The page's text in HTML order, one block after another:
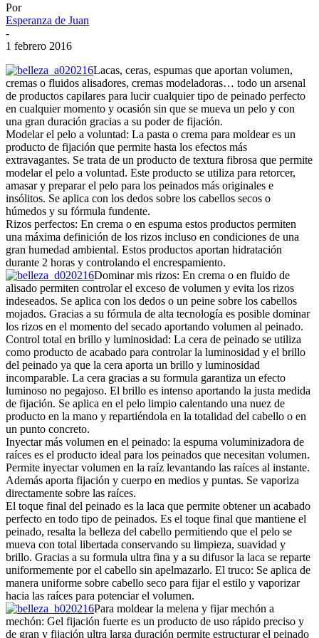
Por
Esperanza de Juan
-
1 febrero 2016
Lacas, ceras, espumas que aportan volumen,
cremas o fluidos alisadores, cremas modeladoras… todo un arsenal
de productos capilares para lucir cualquier tipo de peinado perfecto
en cualquier momento y ocasión sin que se mueva un pelo y con
una gran duración gracias a su poder de fijación.
Modelar el pelo a voluntad: La pasta o crema para moldear es un
producto de fijación que permite hasta los efectos más
extravagantes. Se trata de un producto de textura fibrosa que permite
modelar el pelo a voluntad. Este producto se utiliza para retorcer,
amasar y preparar el pelo para los peinados más originales e
insólitos. Se aplica con los dedos sobre los cabellos secos o
húmedos y su fórmula fundente.
Rizos perfectos: En crema o en espuma estos productos permiten
una máxima definición de los rizos incluso en condiciones de una
gran humedad ambiental. Estos productos aportan hidratación
durante 2 horas y controlando el encrespamiento.
Dominar mis rizos: En crema o en fluido de
alisado permiten controlar el exceso de volumen y evita los rizos
indeseados. Se aplica con los dedos o un peine sobre los cabellos
mojados. Gracias a su fórmula de alta tecnología es posible dominar
los rizos en el momento del secado aportando volumen al peinado.
Control total en brillo y luminosidad: La cera de peinado se utiliza
como producto de acabado para controlar la luminosidad y el brillo
del peinado ya que la cera aporta un brillo y luminosidad
incomparable. La cera gracias a su formula garantiza un efecto
luminoso no pegajoso. El brillo es intenso aportando la justa medida
de fijación. Se aplica en el pelo limpio calentando una nuez de
producto en la mano y repartiéndola en la totalidad del cabello o en
un punto concreto.
Inyectar más volumen en el peinado: la espuma voluminizadora de
raíces es el producto ideal para los peinados que necesitan volumen.
Permite inyectar volumen en la raíz levantando las raíces al instante.
Además aporta fijación y cuerpo en medios y puntas. Se vaporiza
directamente sobre las raíces.
El toque final del peinado es la laca que permite obtener un acabado
perfecto en todo tipo de peinados. Es el toque final que mantiene el
peinado, resalta la belleza del cabello permitiendo que el pelo se
mueva con total libertada conservando su limpieza, suavidad y
brillo. Gracias a su formula ultra fina y a su difusor la laca se reparte
uniformemente por el cabello sin apelmazarlo. El truco: Se aplica de
manera uniforme sobre cabello seco para fijar el estilo y vaporizar
hacia las raíces para potenciar el volumen.
Para moldear la melena y fijar mechón a
mechón: Gel fijación fuerte es un producto de uso rápido preciso y
de gran y fijación ultra larga duración permite estructurar el peinado